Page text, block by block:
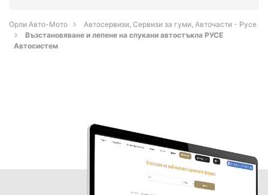
Орли Aвто-Mото
Автосервизи, Сервизи за гуми, Авточасти - Русе
Възстановяване и лепене на спукани автостъкла РУСЕ
Автосистем